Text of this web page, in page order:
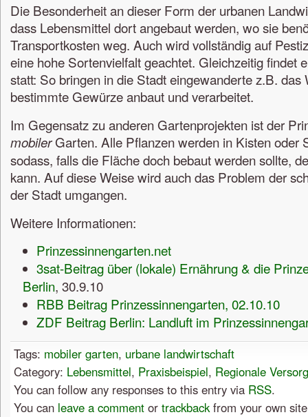
Die Besonderheit an dieser Form der urbanen
dass Lebensmittel dort angebaut werden, wo sie
Transportkosten weg. Auch wird vollständig auf
eine hohe Sortenvielfalt geachtet. Gleichzeitig findet
statt: So bringen in die Stadt eingewanderte z.B.
bestimmte Gewürze anbaut und verarbeitet.
Im Gegensatz zu anderen Gartenprojekten ist der
mobilerGarten. Alle Pflanzen werden in Kisten oder
sodass, falls die Fläche doch bebaut werden sollte,
kann. Auf diese Weise wird auch das Problem der
der Stadt umgangen.
Weitere Informationen:
Prinzessinnengarten.net
3sat-Beitrag über (lokale) Ernährung & die
Berlin, 30.9.10
RBB Beitrag Prinzessinnengarten, 02.10.10
ZDF Beitrag Berlin: Landluft im
Tags: mobiler garten, urbane landwirtschaft
Category: Lebensmittel, Praxisbeispiel, Regionale
You can follow any responses to this entry via RSS.
You can leave a comment or trackbackfrom your own